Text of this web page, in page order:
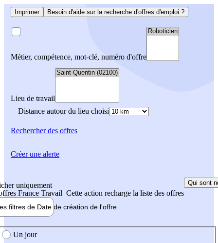
Imprimer Besoin d'aide sur la recherche d'offres d'emploi ?
Métier, compétence, mot-clé, numéro d'offre
Lieu de travail
Distance autour du lieu choisi
Rechercherdes offres
uniquement
France Travail Cette action recharge la liste des offres
Qui sont
filtres de Date de création de l'offre
création de l'offre
Un jour
Créer une alerte